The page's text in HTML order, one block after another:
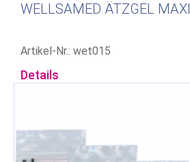
WELLSAMED ÄTZGEL MAXI
Artikel-Nr.: wet015
Details